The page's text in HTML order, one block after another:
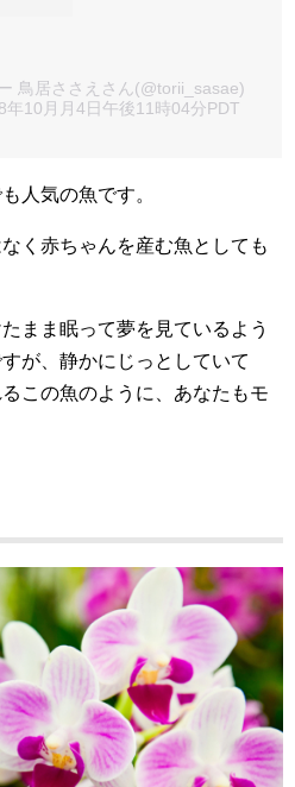
鳥居ささえさん(@torii_sasae)
年10月月4日午後11時04分PDT
人気の魚です。
く赤ちゃんを産む魚としても
まま眠って夢を見ているよう
が、静かにじっとしていて
この魚のように、あなたもモ